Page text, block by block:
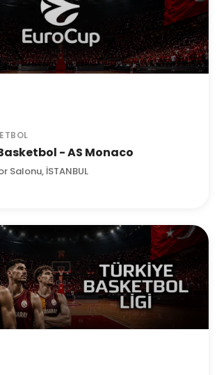
- AS Monaco
Salonu, İSTANBUL